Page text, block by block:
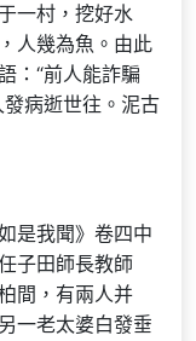
一村，挖好水
人幾為魚。由此
：“前人能詐騙
病逝世往。泥古
是我聞》卷四中
子田師長教師
間，有兩人并
一老太婆白發垂